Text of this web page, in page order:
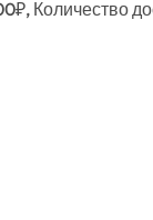
Количество